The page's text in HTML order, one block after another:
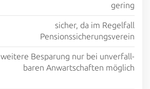
gering
sicher, da im Regelfall
Pensions­sicherungs­verein
weitere Be­sparung nur bei un­verfall­
baren Anwart­schaften möglich